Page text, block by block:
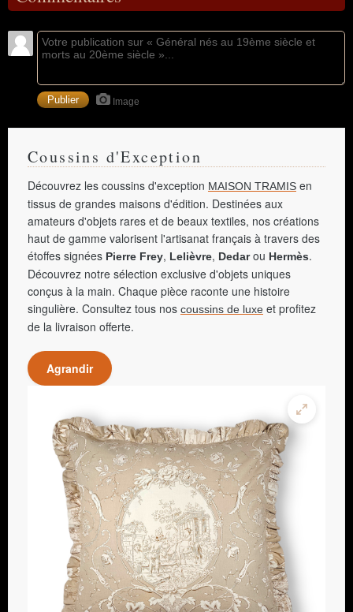
Image
Coussins d'Exception
Découvrez les coussins d'exception MAISON TRAMIS en
tissus de grandes maisons d'édition. Destinées aux
amateurs d'objets rares et de beaux textiles, nos créations
haut de gamme valorisent l'artisanat français à travers des
étoffes signées Pierre Frey, Lelièvre, Dedarou Hermès.
Découvrez notre sélection exclusive d'objets uniques
conçus à la main. Chaque pièce raconte une histoire
singulière. Consultez tous nos coussins de luxe et profitez
de la livraison offerte.
Agrandir